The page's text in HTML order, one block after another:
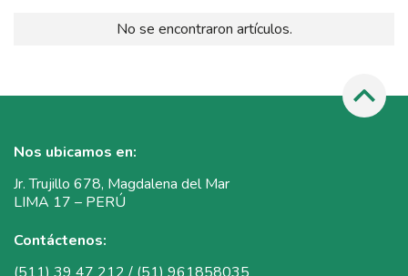
No se encontraron artículos.
Nos ubicamos en:
Jr. Trujillo 678, Magdalena del Mar
LIMA 17 – PERÚ
Contáctenos: